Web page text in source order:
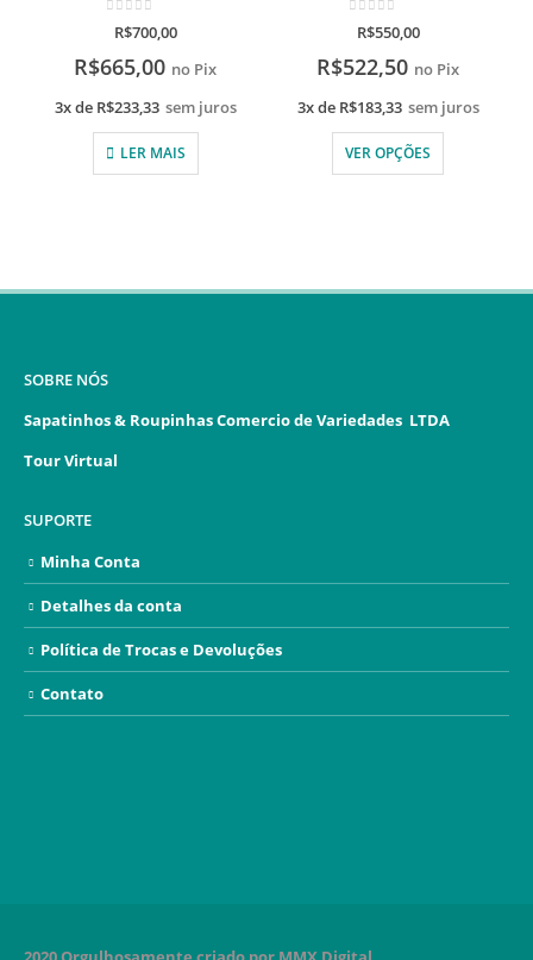
de 5
R$700,00
R$665,00 no Pix
3x de R$233,33 sem juros
LER MAIS
de 5
R$550,00
R$522,50 no Pix
3x de R$183,33 sem juros
VER OPÇÕES
SOBRE NÓS
Sapatinhos & Roupinhas Comercio de Variedades LTDA
Tour Virtual
SUPORTE
Minha Conta
Detalhes da conta
Política de Trocas e Devoluções
Contato